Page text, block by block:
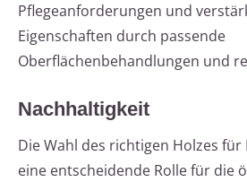
Pflegeanforderungen und
Eigenschaften durch passende
Oberflächenbehandlungen und
Nachhaltigkeit
Die Wahl des richtigen Holzes
eine entscheidende Rolle für die